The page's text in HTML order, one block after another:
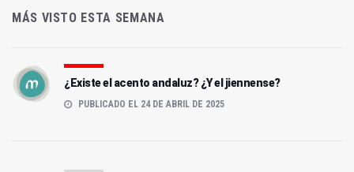
MÁS VISTO ESTA SEMANA
¿Existe el acento andaluz? ¿Y el jiennense?
PUBLICADO EL 24 DE ABRIL DE 2025